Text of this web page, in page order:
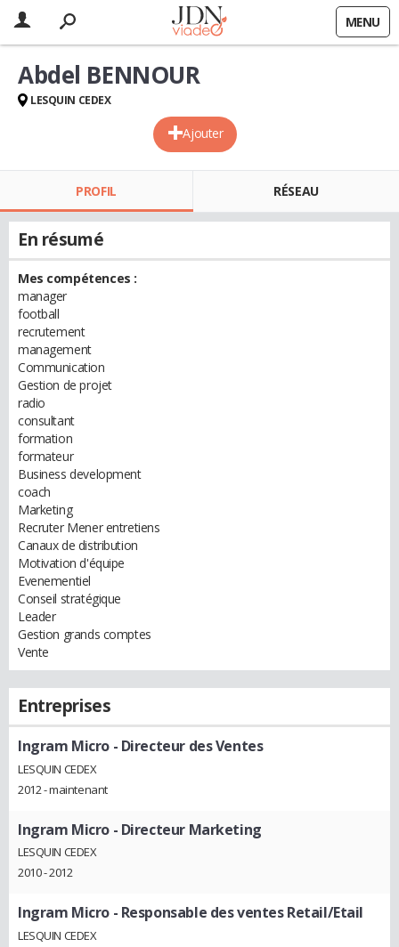
MENU
Ajouter
Abdel BENNOUR
LESQUIN CEDEX
PROFIL RÉSEAU
En résumé
Mes compétences :
manager
football
recrutement
management
Communication
Gestion de projet
radio
consultant
formation
formateur
Business development
coach
Marketing
Recruter Mener entretiens
Canaux de distribution
Motivation d'équipe
Evenementiel
Conseil stratégique
Leader
Gestion grands comptes
Vente
Entreprises
Ingram Micro- Directeur des Ventes
LESQUIN CEDEX
2012 - maintenant
Ingram Micro- Directeur Marketing
LESQUIN CEDEX
2010 - 2012
Ingram Micro- Responsable des ventes Retail/Etail
LESQUIN CEDEX